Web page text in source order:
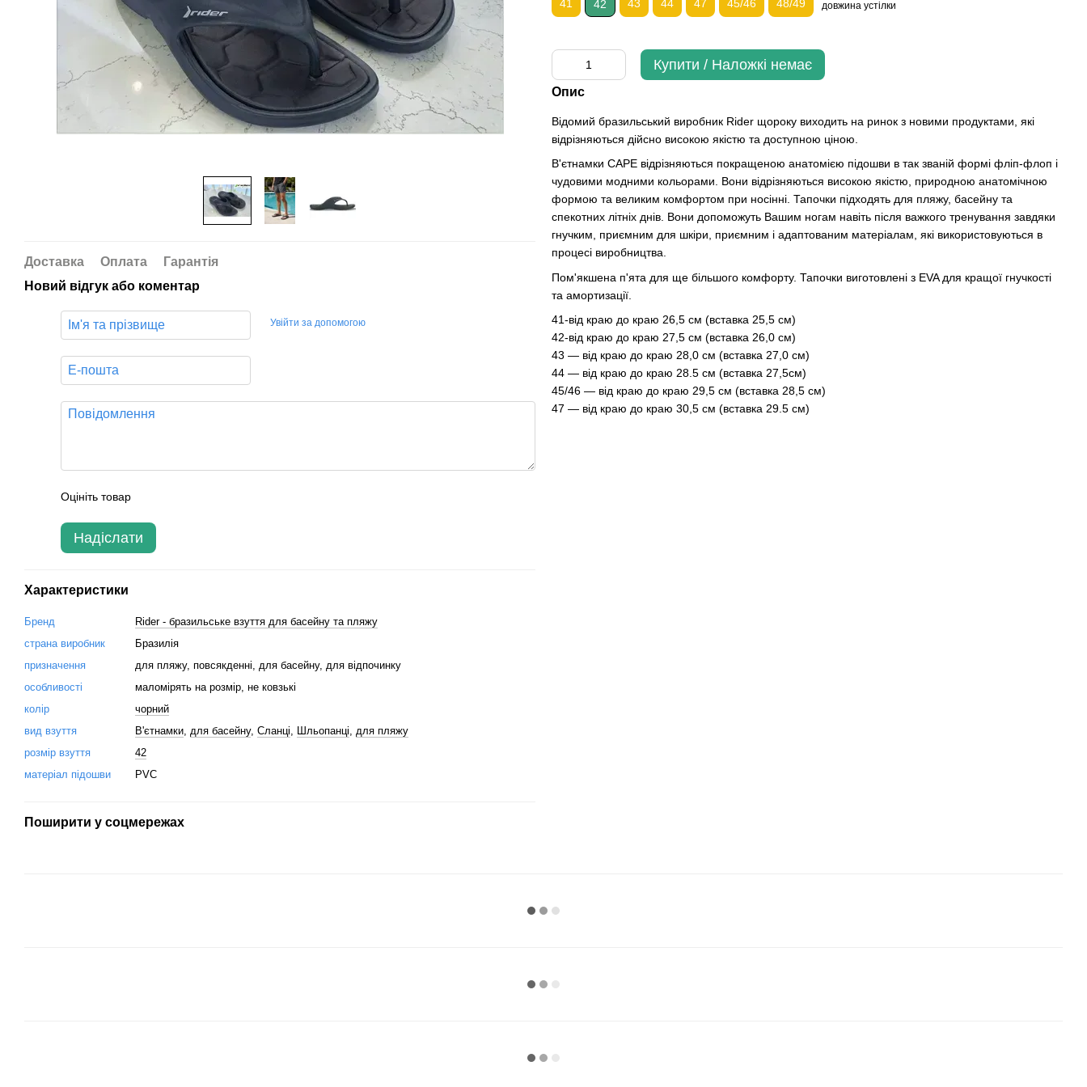
Доставка Оплата
Гарантія
Новий відгук або коментар
Увійти за допомогою
Оцініть товар
Надіслати
Характеристики
Бренд
Rider - бразильське взуття для басейну та пляжу
страна виробник
Бразилія
призначення
для пляжу, повсякденні, для басейну, для відпочинку
особливості
маломірять на розмір, не ковзькі
колір
чорний
вид взуття
В'єтнамки, для басейну, Сланці, Шльопанці, для пляжу
розмір взуття
42
матеріал підошви
PVC
Поширити у соцмережах
41 42 43 44 47 45/46 48/49 довжина устілки
Купити / Наложкі немає
Опис
Відомий бразильський виробник Rider щороку виходить на ринок з новими продуктами, які
відрізняються дійсно високою якістю та доступною ціною.
В'єтнамки CAPE відрізняються покращеною анатомією підошви в так званій формі фліп-флоп і
чудовими модними кольорами. Вони відрізняються високою якістю, природною анатомічною
формою та великим комфортом при носінні. Тапочки підходять для пляжу, басейну та
спекотних літніх днів. Вони допоможуть Вашим ногам навіть після важкого тренування завдяки
гнучким, приємним для шкіри, приємним і адаптованим матеріалам, які використовуються в
процесі виробництва.
Пом'якшена п'ята для ще більшого комфорту. Тапочки виготовлені з EVA для кращої гнучкості
та амортизації.
41-від краю до краю 26,5 см (вставка 25,5 см)
42-від краю до краю 27,5 см (вставка 26,0 см)
43 — від краю до краю 28,0 см (вставка 27,0 см)
44 — від краю до краю 28.5 см (вставка 27,5см)
45/46 — від краю до краю 29,5 см (вставка 28,5 см)
47 — від краю до краю 30,5 см (вставка 29.5 см)